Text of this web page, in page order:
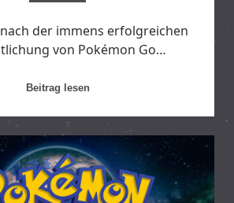
o
s
t
e
r
n
der immens erfolgreichen
von Pokémon Go…
Beitrag lesenP
m
o
n